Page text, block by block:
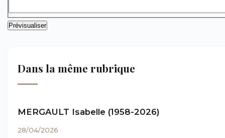
Dans la même rubrique
MERGAULT Isabelle (1958-2026)
28/04/2026